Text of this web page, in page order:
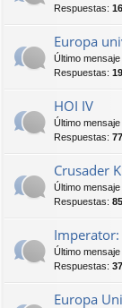
Respuestas:
Europa
Último
Respuestas: 19
HOI IV
Último
Respuestas:
Crusader
Último
Respuestas: 85
Imperator:
Último
Respuestas:
Europa